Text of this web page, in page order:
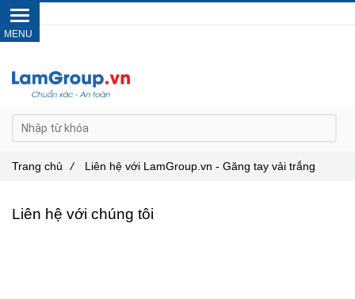
Liên hệ với chúng tôi
Trang chủ / Liên hệ với LamGroup.vn - Găng tay vải trắng